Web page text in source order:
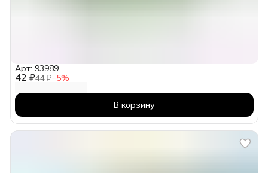
42 ₽44 ₽−5%
Арт: 93989
В корзину